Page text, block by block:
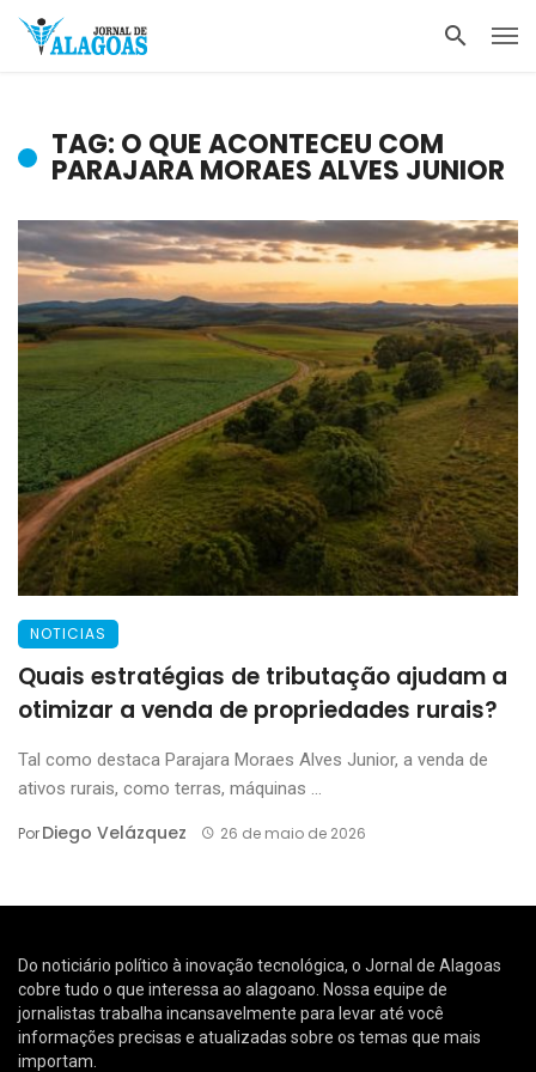
TAG: O QUE ACONTECEU COM
PARAJARA MORAES ALVES JUNIOR
NOTICIAS
Quais estratégias de tributação ajudam a
otimizar a venda de propriedades rurais?
Tal como destaca Parajara Moraes Alves Junior, a venda de
ativos rurais, como terras, máquinas ...
PorDiego Velázquez 26 de maio de 2026
Do noticiário político à inovação tecnológica, o Jornal de Alagoas
cobre tudo o que interessa ao alagoano. Nossa equipe de
jornalistas trabalha incansavelmente para levar até você
informações precisas e atualizadas sobre os temas que mais
importam.